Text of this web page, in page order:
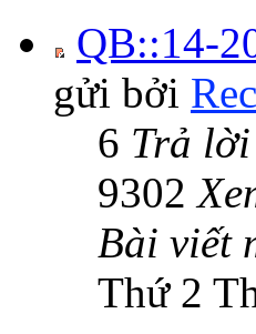
QB::14-
gửi bởi Rec
6 Trả lời
9302
Bài viết
Thứ 2